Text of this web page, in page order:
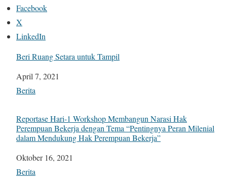
Facebook
X
LinkedIn
Beri Ruang Setara untuk Tampil
Tanggal
April 7, 2021
Sehubungan dengan
Berita
Reportase Hari-1 Workshop Membangun Narasi Hak
Perempuan Bekerja dengan Tema “Pentingnya Peran Milenial
dalam Mendukung Hak Perempuan Bekerja”
Tanggal
Oktober 16, 2021
Sehubungan dengan
Berita